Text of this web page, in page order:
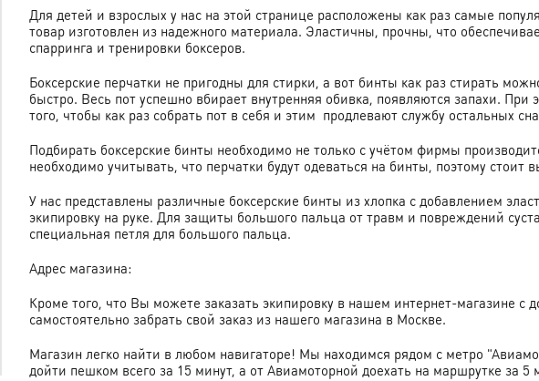
Для детей и взрослых у нас на этой странице расположены как раз самые
товар изготовлен из надежного материала. Эластичны, прочны, что
спарринга и тренировки боксеров.
Боксерские перчатки не пригодны для стирки, а вот бинты как раз стирать
быстро. Весь пот успешно вбирает внутренняя обивка, появляются запахи.
того, чтобы как раз собрать пот в себя и этим продлевают службу остальных
Подбирать боксерские бинты необходимо не только с учётом фирмы
необходимо учитывать, что перчатки будут одеваться на бинты, поэтому стоит
У нас представлены различные боксерские бинты из хлопка с добавлением
экипировку на руке. Для защиты большого пальца от травм и повреждений
специальная петля для большого пальца.
Адрес магазина:
Кроме того, что Вы можете заказать экипировку в нашем интернет-магазине
самостоятельно забрать свой заказ из нашего магазина в Москве.
Магазин легко найти в любом навигаторе! Мы находимся рядом с метро
дойти пешком всего за 15 минут, а от Авиамоторной доехать на маршрутке за
Елена Горетова
Заказывали защиту и
шлем для мальчика, все
подошло. Спасибо за
быструю доставку, за
очень рад. Желаем Вам
много клиентов, а мы уже в
их числе.
Надежда Гегина
Заказываю не первый
раз.Качество товаров-
доги рост 175Лёгкое,
прочное. СуперУже
побывало в бою)Доставка
курьером, всё аккуратно.
Инкогнито 0627
Заказываем не первый раз
именные пояса,
тренировочный костюм ,
все хорошего качества,
прошито аккуратно
рекомендую